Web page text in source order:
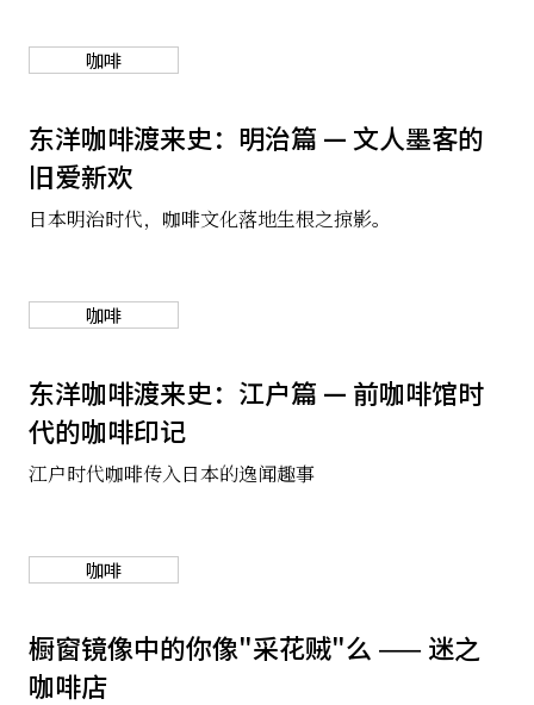
咖啡
东洋咖啡渡来史：明治篇 — 文人墨客的
旧爱新欢
日本明治时代，咖啡文化落地生根之掠影。
咖啡
东洋咖啡渡来史：江户篇 — 前咖啡馆时
代的咖啡印记
江户时代咖啡传入日本的逸闻趣事
咖啡
橱窗镜像中的你像"采花贼"么 —— 迷之
咖啡店